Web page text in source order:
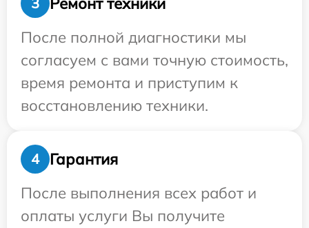
После полной диагностики мы
согласуем с вами точную стоимость,
время ремонта и приступим к
восстановлению техники.
4
Гарантия
После выполнения всех работ и
оплаты услуги Вы получите